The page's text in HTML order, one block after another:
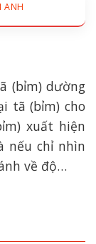
ANH
(bỉm) dường
tã (bỉm) cho
xuất hiện
nếu chỉ nhìn
về độ…